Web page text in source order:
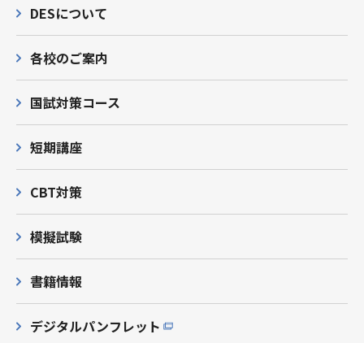
DESについて
各校のご案内
国試対策コース
短期講座
CBT対策
模擬試験
書籍情報
デジタルパンフレット